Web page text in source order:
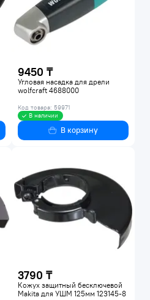
9450 ₸
Угловая насадка для дрели
wolfcraft 4688000
Код товара: 59971
В наличии
В корзину
3790 ₸
Кожух защитный бесключевой
Makita для УШМ 125мм 123145-8